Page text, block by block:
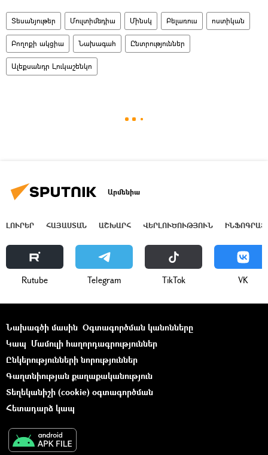
Տեսանյութեր Մուլտիմեդիա Մինսկ Բելառուս ոստիկան
Բողոքի ակցիա Նախագահ Ընտրություններ
Ալեքսանդր Լուկաշենկո
Արմենիա
ԼՈՒՐԵՐ ՀԱՅԱՍՏԱՆ ԱՇԽԱՐՀ ՎԵՐԼՈՒԾՈՒԹՅՈՒՆ
Rutube Telegram ТikТоk VK
Նախագծի մասին Օգտագործման կանոնները
Կապ Մամուլի հաղորդագրություններ
Ընկերությունների նորություններ
Գաղտնիության քաղաքականություն
Տեղեկանիշի (cookie) օգտագործման
Հետադարձ կապ